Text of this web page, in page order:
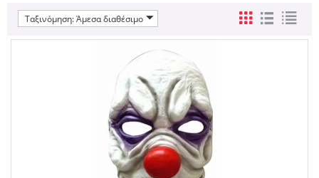
Ταξινόμηση: Άμεσα διαθέσιμο